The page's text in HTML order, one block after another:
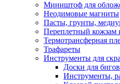
Миништоф для
Неодимовые магниты
Пасты, грунты,
Переплетный кожзам
Термотрансферная
Трафареты
Инструменты для
Доски для
Инструменты,